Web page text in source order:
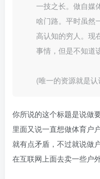
一技之长。做自媒
啥门路。平时虽然
高认知的穷人。现
事情，但是不知道
(唯一的资源就是
你所说的这个标题是说做
里面又说一直想做体育户
就有点矛盾，不过就说做
在互联网上面去卖一些户